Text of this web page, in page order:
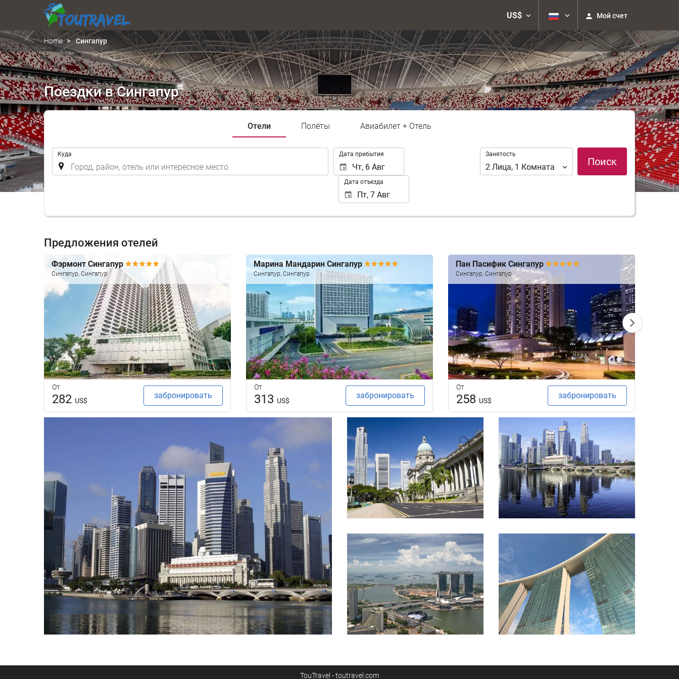
US$ Мой счет
Home Сингапур
Поездки в Сингапур
Отели Полёты Авиабилет + Отель
Куда Дата прибытия
Дата отъезда
Занятость
Занятость
2 Лица, 1 Комната Поиск
Предложения отелей
Фэрмонт Сингапур
Сингапур, Сингапур
От
282 US$
забронировать
Марина Мандарин Сингапур
Сингапур, Сингапур
От
313 US$
забронировать
Пан Пасифик Сингапур
Сингапур, Сингапур
От
258 US$
забронировать
TouTravel - toutravel.com